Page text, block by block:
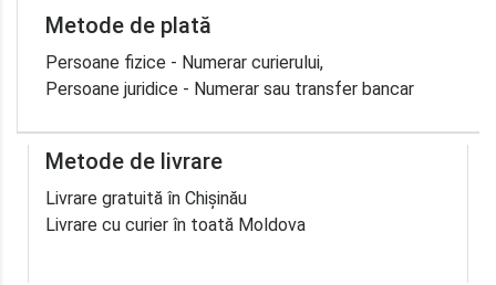
Metode de plată
Persoane fizice - Numerar curierului,
Persoane juridice - Numerar sau transfer bancar
Metode de livrare
Livrare gratuită în Chișinău
Livrare cu curier în toată Moldova